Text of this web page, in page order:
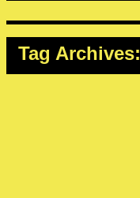
Tag Archives: